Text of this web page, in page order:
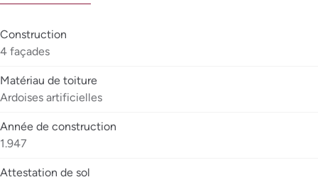
Construction
4 façades
Matériau de toiture
Ardoises artificielles
Année de construction
1.947
Attestation de sol